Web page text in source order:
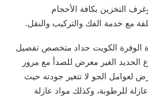
التخزين بكافة الأحجام
مع خدمة الفك والتركيب والنقل.
الوفرة الكويت حداد متخصص تفصيل
الحديد الغير معرض للصدأ مع مرور
لعوامل الجو لا تتغير جودته حيث
للرطوبة، وكذلك مواد عازلة